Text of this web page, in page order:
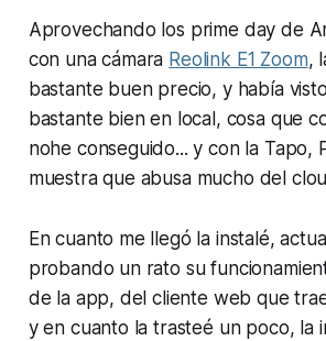
Aprovechando los prime day de
con una cámara Reolink E1 Zoom,
bastante buen precio, y había
bastante bien en local, cosa que
nohe conseguido... y con la Tapo,
muestra que abusa mucho del
En cuanto me llegó la instalé,
probando un rato su
de la app, del cliente web que
y en cuanto la trasteé un poco, la